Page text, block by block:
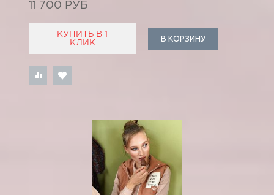
11 700 РУБ
КУПИТЬ В 1
КЛИК
В КОРЗИНУ